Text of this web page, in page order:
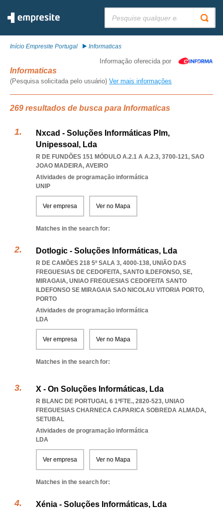
Início Empresite Portugal Informaticas
Informação oferecida por
Informaticas
(Pesquisa solicitada pelo usuário) Ver mais informações
269 resultados de busca para Informaticas
Nxcad - Soluções Informáticas Plm,
Unipessoal, Lda
R DE FUNDÕES 151 MÓDULO A.2.1 A A.2.3, 3700-121, SAO
JOAO MADEIRA, AVEIRO
Atividades de programação informática
UNIP
Ver empresa Ver no Mapa
Matches in the search for:
Dotlogic - Soluções Informáticas, Lda
R DE CAMÕES 218 5º SALA 3, 4000-138, UNIÃO DAS
FREGUESIAS DE CEDOFEITA, SANTO ILDEFONSO, SE,
MIRAGAIA, UNIAO FREGUESIAS CEDOFEITA SANTO
ILDEFONSO SE MIRAGAIA SAO NICOLAU VITORIA PORTO,
PORTO
Atividades de programação informática
LDA
Ver empresa Ver no Mapa
Matches in the search for:
X - On Soluções Informáticas, Lda
R BLANC DE PORTUGAL 6 1ºFTE., 2820-523, UNIAO
FREGUESIAS CHARNECA CAPARICA SOBREDA ALMADA,
SETUBAL
Atividades de programação informática
LDA
Ver empresa Ver no Mapa
Matches in the search for:
Xénia - Soluções Informáticas, Lda